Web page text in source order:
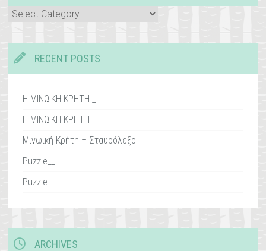
Categories
RECENT POSTS
Η ΜΙΝΩΙΚΗ ΚΡΗΤΗ _
Η ΜΙΝΩΙΚΗ ΚΡΗΤΗ
Μινωική Κρήτη – Σταυρόλεξο
Puzzle__
Puzzle
ARCHIVES